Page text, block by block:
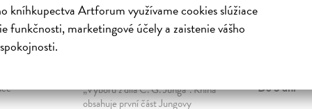
kníhkupectva Artforum využívame cookies slúžiace
funkčnosti, marketingové účely a zaistenie vášho
Snové symboly
individuačního
„Výboru z díla C. G. Junga“. Kniha
obsahuje první část Jungovy
Teuschel Peter
Někteří lidé
Do 5 dní